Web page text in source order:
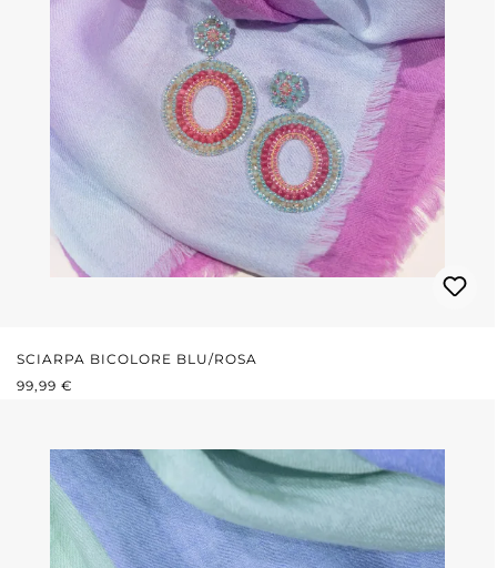
SCIARPA BICOLORE BLU/ROSA
PREZZO NORMALE:
99,99 €